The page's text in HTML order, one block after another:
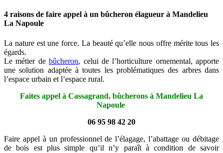
4 raisons de faire appel à un bûcheron élagueur à Mandelieu
La Napoule
La nature est une force. La beauté qu’elle nous offre mérite tous les
égards.
Le métier debûcheron, celui de l’horticulture ornemental, apporte
une solution adaptée à toutes les problématiques des arbres dans
l’espace urbain et l’espace rural.
Faites appel à Cassagrand, bûcherons à Mandelieu La
Napoule
06 95 98 42 20
Faire appel à un professionnel de l’élagage, l’abattage ou débitage
de bois est plus simple qu’il n’y paraît à condition de savoir